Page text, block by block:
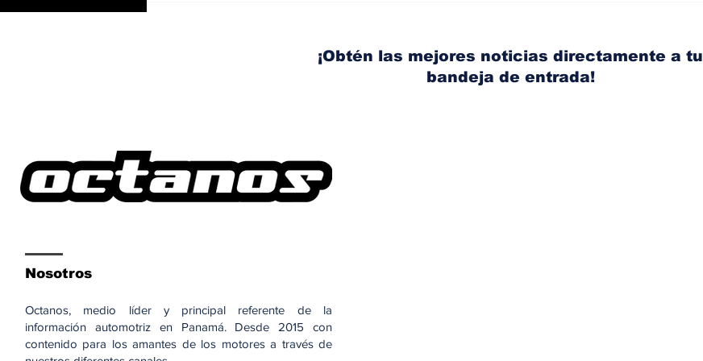
¡Obtén las mejores noticias directamente a tu
bandeja de entrada!
Nosotros
Octanos, medio líder y principal referente de la
información automotriz en Panamá. Desde 2015 con
contenido para los amantes de los motores a través de